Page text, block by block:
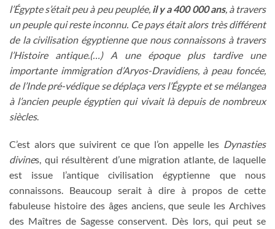
l’Égypte s’était peu à peu peuplée, il y a 400 000 ans, à travers
un peuple qui reste inconnu. Ce pays était alors très différent
de la civilisation égyptienne que nous connaissons à travers
l’Histoire antique.(…) A une époque plus tardive une
importante immigration d’Aryos-Dravidiens, à peau foncée,
de l’Inde pré-védique se déplaça vers l’Égypte et se mélangea
à l’ancien peuple égyptien qui vivait là depuis de nombreux
siècles.
C’est alors que suivirent ce que l’on appelle les Dynasties
divines, qui résultèrent d’une migration atlante, de laquelle
est issue l’antique civilisation égyptienne que nous
connaissons. Beaucoup serait à dire à propos de cette
fabuleuse histoire des âges anciens, que seule les Archives
des Maîtres de Sagesse conservent. Dès lors, qui peut se